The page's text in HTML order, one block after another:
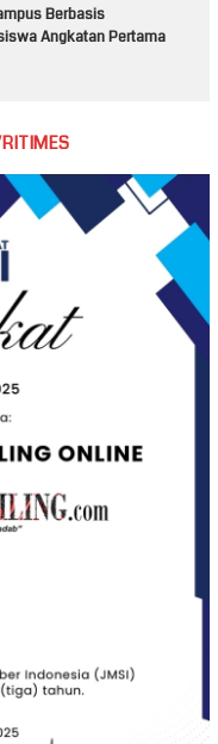
Berbasis
Angkatan Pertama